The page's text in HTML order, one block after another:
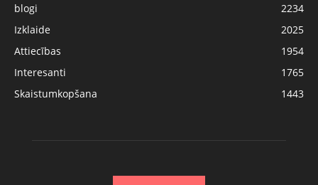
blogi
2234
Izklaide
2025
Attiecības
1954
Interesanti
1765
Skaistumkopšana
1443